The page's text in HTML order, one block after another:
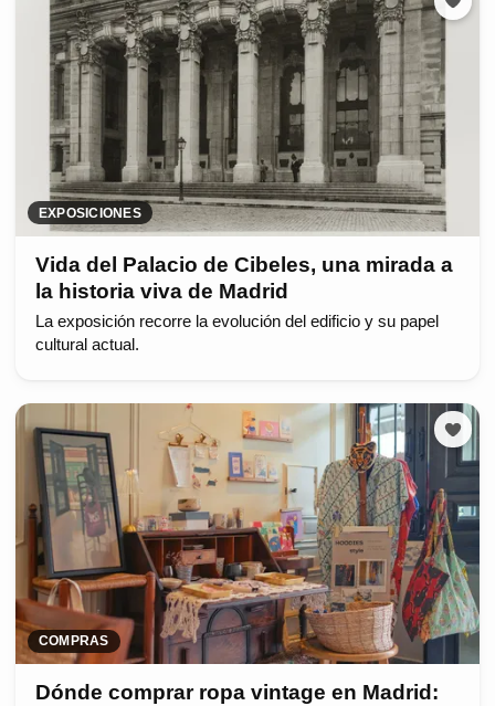
EXPOSICIONES
Vida del Palacio de Cibeles, una mirada a
la historia viva de Madrid
La exposición recorre la evolución del edificio y su papel
cultural actual.
COMPRAS
Dónde comprar ropa vintage en Madrid: